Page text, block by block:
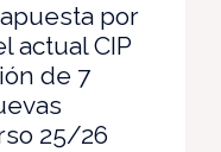
por
actual CIP
de 7
25/26